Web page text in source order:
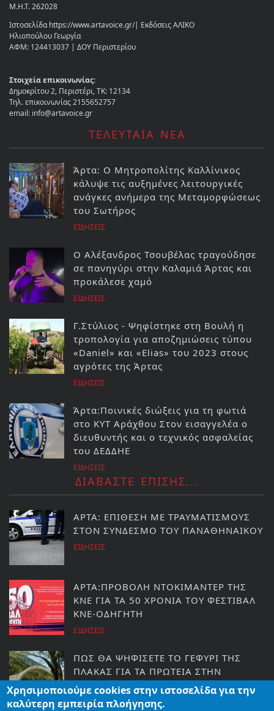
Μ.Η.Τ. 262028
Ιστοσελίδα https://www.artavoice.gr/| Εκδόσεις ΑΛΙΚΟ
Ηλιοπούλου Γεωργία
ΑΦΜ: 124413037 | ΔΟΥ Περιστερίου
Στοιχεία επικοινωνίας:
Δημοκρίτου 2, Περιστέρι, ΤΚ: 12134
Τηλ. επικοινωνίας 2155652757
email: info@artavoice.gr
ΤΕΛΕΥΤΑΙΑ ΝΕΑ
Άρτα: Ο Μητροπολίτης Καλλίνικος
κάλυψε τις αυξημένες λειτουργικές
ανάγκες ανήμερα της Μεταμορφώσεως
του Σωτήρος
ΕΙΔΗΣΕΙΣ
Ο Αλέξανδρος Τσουβέλας τραγούδησε
σε πανηγύρι στην Καλαμιά Άρτας και
προκάλεσε χαμό
ΕΙΔΗΣΕΙΣ
Γ.Στύλιος - Ψηφίστηκε στη Βουλή η
τροπολογία για αποζημιώσεις τύπου
«Daniel» και «Elias» του 2023 στους
αγρότες της Άρτας
ΕΙΔΗΣΕΙΣ
Άρτα:Ποινικές διώξεις για τη φωτιά
στο ΚΥΤ Αράχθου Στον εισαγγελέα ο
διευθυντής και ο τεχνικός ασφαλείας
του ΔΕΔΔΗΕ
ΕΙΔΗΣΕΙΣ
ΔΙΑΒΑΣΤΕ ΕΠΙΣΗΣ...
ΑΡΤΑ: ΕΠΙΘΕΣΗ ΜΕ ΤΡΑΥΜΑΤΙΣΜΟΥΣ
ΣΤΟΝ ΣΥΝΔΕΣΜΟ ΤΟΥ ΠΑΝΑΘΗΝΑΙΚΟΥ
ΕΙΔΗΣΕΙΣ
ΑΡΤΑ:ΠΡΟΒΟΛΗ ΝΤΟΚΙΜΑΝΤΕΡ ΤΗΣ
ΚΝΕ ΓΙΑ ΤΑ 50 ΧΡΟΝΙΑ ΤΟΥ ΦΕΣΤΙΒΑΛ
ΚΝΕ-ΟΔΗΓΗΤΗ
ΕΙΔΗΣΕΙΣ
ΠΩΣ ΘΑ ΨΗΦΙΣΕΤΕ ΤΟ ΓΕΦΥΡΙ ΤΗΣ
ΠΛΑΚΑΣ ΓΙΑ ΤΑ ΠΡΩΤΕΙΑ ΣΤΗΝ
ΕΥΡΩΠΗ!
ΚΟΣΜΟΣ
Χρησιμοποιούμε cookies στην ιστοσελίδα για την
καλύτερη εμπειρία πλοήγησης.